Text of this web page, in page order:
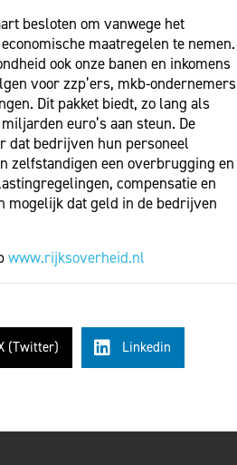
besloten om vanwege het
maatregelen te nemen.
ook onze banen en inkomens
voor zzp’ers, mkb-ondernemers
Dit pakket biedt, zo lang als
euro’s aan steun. De
dat bedrijven hun personeel
zelfstandigen een overbrugging en
compensatie en
mogelijk dat geld in de bedrijven
www.rijksoverheid.nl
(Twitter) Linkedin